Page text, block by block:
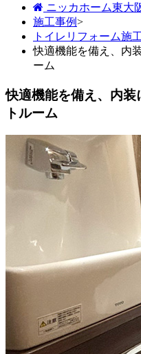
ニッカホーム東大
施工事例>
トイレリフォーム施
快適機能を備え、内
ーム
快適機能を備え、内
トルーム